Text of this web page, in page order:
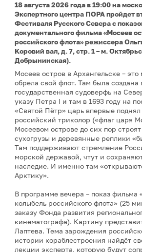
18 августа 2026 года в 19:00 на
Экспертного центра ПОРА пройдет
Фестиваля Русского Севера с
документального фильма «Мосеев
российского флота» режиссера
Коровий вал, д. 7, стр. 1 – м.
Добрынинская).
Мосеев остров в Архангельске – это
обрела свой флот. Там была создана
государственная судоверфь на
указу Петра I и там в 1693 году на
«Святой Пётр» царь впервые
российский триколор («флаг царя
Мосеевом острове до сих пор
сухогрузы и деревянные реплики
Там поддерживают стремление
морской державой, чтут и
наследие. И именно там
Арктику».
В программе вечера – показ фильма
колыбель российского флота» (25
заказу Фонда развития
кинематографа). Картину
Лаптева. Тема зарождения
истории кораблестроения найдёт
лекции эксперта, которую будут